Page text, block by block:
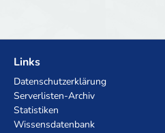
Links
Datenschutzerklärung
Serverlisten-Archiv
Statistiken
Wissensdatenbank